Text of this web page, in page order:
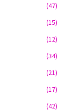
(47)
(15)
(12)
(34)
(21)
(17)
(42)